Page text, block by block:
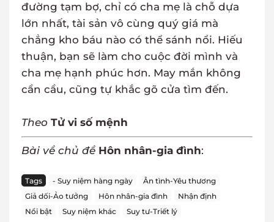
đường tạm bợ, chỉ có cha mẹ là chỗ dựa
lớn nhất, tài sản vô cùng quý giá mà
chẳng kho báu nào có thể sánh nổi. Hiếu
thuận, bạn sẽ làm cho cuộc đời mình và
cha mẹ hạnh phúc hơn. May mắn không
cần cầu, cũng tự khắc gõ cửa tìm đến.
Theo Tử vi số mệnh
Bài về chủ đề Hôn nhân-gia đình:
Tags - Suy niệm hàng ngày
Ân tình-Yêu thương
Giả dối-Ảo tưởng
Hôn nhân-gia đình
Nhận định
Nổi bật
Suy niệm khác Suy tư-Triết lý